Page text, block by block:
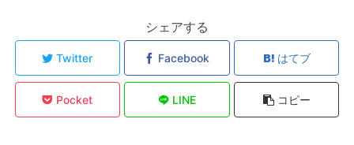
シェアする
Twitter Facebook はてブ
Pocket LINE コピー